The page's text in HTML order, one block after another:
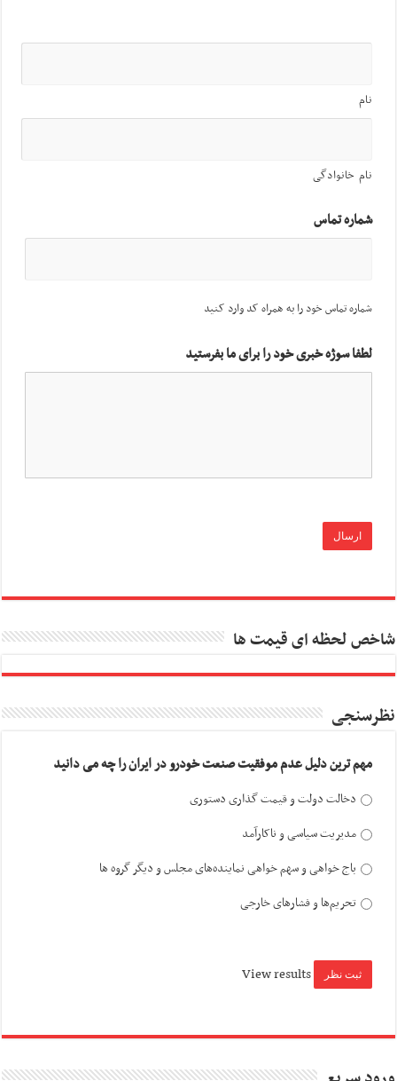
نام
نام خانوادگی
شماره تماس
شماره تماس خود را به همراه کد وارد کنید
لطفا سوژه خبری خود را برای ما بفرستید
شاخص لحظه ای قیمت ها
نظرسنجی
مهم ترین دلیل عدم موفقیت صنعت خودرو در ایران را چه می دانید
دخالت دولت و قیمت گذاری دستوری
مدیریت سیاسی و ناکارآمد
باج خواهی و سهم خواهی نماینده‌های مجلس و دیگر گروه ها
تحریم‌ها و فشارهای خارجی
View results